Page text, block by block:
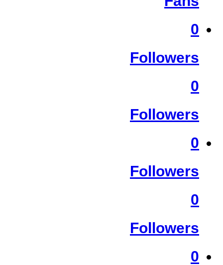
0
Followers
0
Followers
0
Followers
0
Followers
0